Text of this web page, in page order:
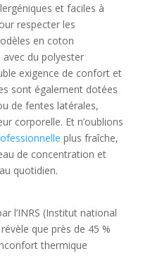
et faciles à
respecter les
en coton
du polyester
exigence de confort et
sont également dotées
de fentes latérales,
corporelle. Et n’oublions
plus fraîche,
de concentration et
quotidien.
l’INRS (Institut national
que près de 45 %
thermique